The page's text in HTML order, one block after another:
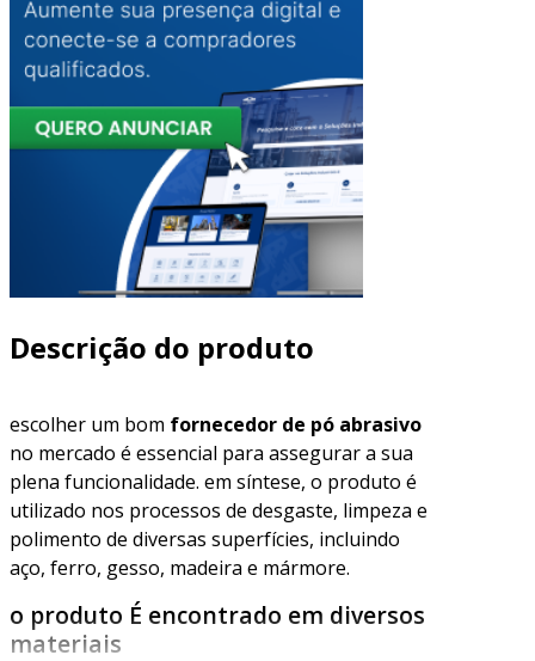
Descrição do produto
escolher um bom fornecedor de pó abrasivo
no mercado é essencial para assegurar a sua
plena funcionalidade. em síntese, o produto é
utilizado nos processos de desgaste, limpeza e
polimento de diversas superfícies, incluindo
aço, ferro, gesso, madeira e mármore.
o produto É encontrado em diversos
materiais